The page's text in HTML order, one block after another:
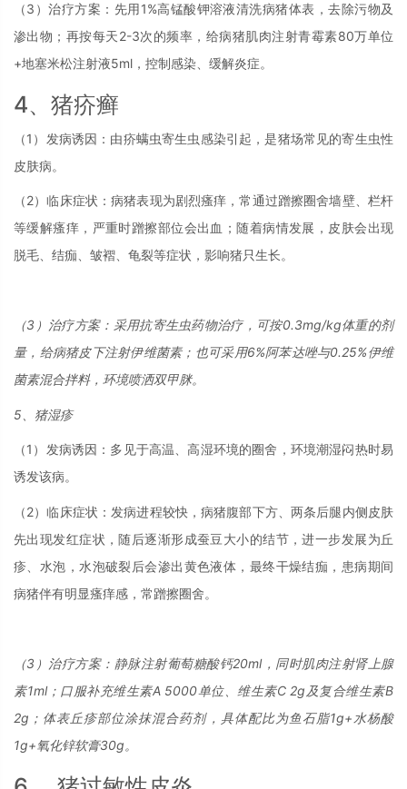
（3）治疗方案：先用1%高锰酸钾溶液清洗病猪体表，去除污物及
渗出物；再按每天2-3次的频率，给病猪肌肉注射青霉素80万单位
+地塞米松注射液5ml，控制感染、缓解炎症。
4、猪疥癣
（1）发病诱因：由疥螨虫寄生虫感染引起，是猪场常见的寄生虫性
皮肤病。
（2）临床症状：病猪表现为剧烈瘙痒，常通过蹭擦圈舍墙壁、栏杆
等缓解瘙痒，严重时蹭擦部位会出血；随着病情发展，皮肤会出现
脱毛、结痂、皱褶、龟裂等症状，影响猪只生长。
（3）治疗方案：采用抗寄生虫药物治疗，可按0.3mg/kg体重的剂
量，给病猪皮下注射伊维菌素；也可采用6%阿苯达唑与0.25%伊维
菌素混合拌料，环境喷洒双甲脒。
5、猪湿疹
（1）发病诱因：多见于高温、高湿环境的圈舍，环境潮湿闷热时易
诱发该病。
（2）临床症状：发病进程较快，病猪腹部下方、两条后腿内侧皮肤
先出现发红症状，随后逐渐形成蚕豆大小的结节，进一步发展为丘
疹、水泡，水泡破裂后会渗出黄色液体，最终干燥结痂，患病期间
病猪伴有明显瘙痒感，常蹭擦圈舍。
（3）治疗方案：静脉注射葡萄糖酸钙20ml，同时肌肉注射肾上腺
素1ml；口服补充维生素A 5000单位、维生素C 2g及复合维生素B
2g；体表丘疹部位涂抹混合药剂，具体配比为鱼石脂1g+水杨酸
1g+氧化锌软膏30g。